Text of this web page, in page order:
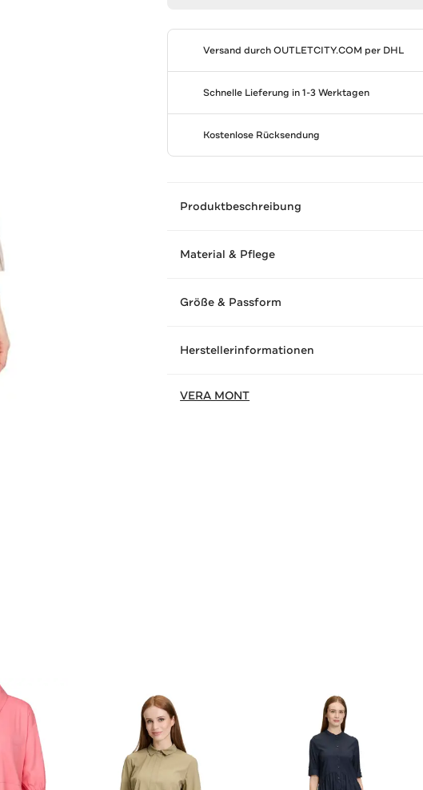
Versand durchOUTLETCITY.COM per DHL
Schnelle Lieferung in 1-3 Werktagen
Kostenlose Rücksendung
Produktbeschreibung
Material & Pflege
Größe & Passform
Herstellerinformationen
VERA MONT